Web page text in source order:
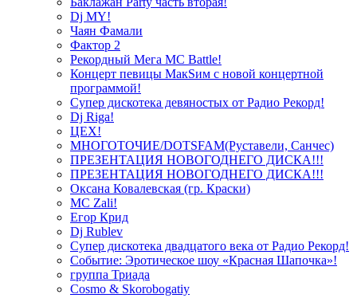
Dj MY!
Чаян Фамали
Фактор 2
Рекордный Мега МС Battle!
Концерт певицы МакSим с новой концертной
программой!
Супер дискотека девяностых от Радио Рекорд!
Dj Riga!
ЦЕХ!
МНОГОТОЧИЕ/DOTSFAM(Руставели, Санчес)
ПРЕЗЕНТАЦИЯ НОВОГОДНЕГО ДИСКА!!!
ПРЕЗЕНТАЦИЯ НОВОГОДНЕГО ДИСКА!!!
Оксана Ковалевская (гр. Краски)
MC Zali!
Егор Крид
Dj Rublev
Супер дискотека двадцатого века от Радио Рекорд!
Событие: Эротическое шоу «Красная Шапочка»!
группа Триада
Cosmo & Skorobogatiy